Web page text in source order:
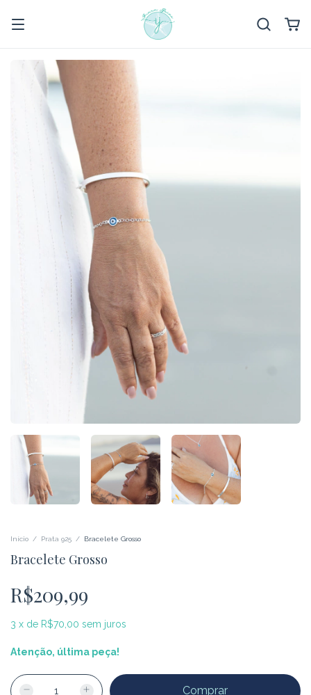
Início / Prata 925 / Bracelete Grosso
Bracelete Grosso
R$209,99
3 x de R$70,00 sem juros
Atenção, última peça!